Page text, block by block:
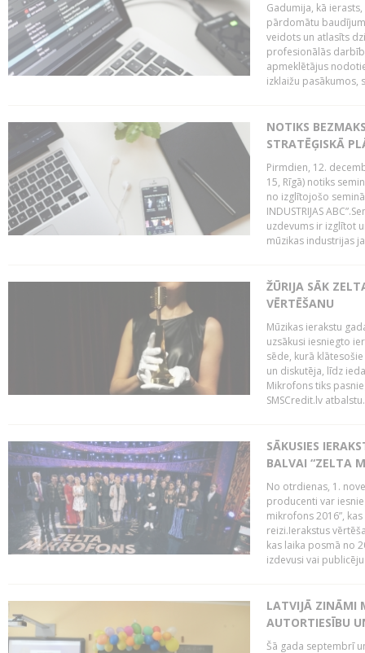
Gadumija, kā
pārdomātu
veidots un atlasīts
profesionālās
apmeklētājus
izklaižu pasākumos,
NOTIKS
STRATĒĢISKĀ
Pirmdien, 12.
15, Rīgā) notiks
no izglītojošo
INDUSTRIJAS
uzdevums ir izglītot
mūzikas industrijas
ŽŪRIJA SĀK
VĒRTĒŠANU
Mūzikas ierakstu
uzsākusi iesniegto
sēde, kurā
un diskutēja, līdz
Mikrofons tiks
SMSCredit.lv
SĀKUSIES
BALVAI “ZELTA
No otrdienas, 1.
producenti var
mikrofons 2016”,
reizi.Ierakstus
kas laika posmā no
izdevusi vai
LATVIJĀ ZINĀMI
AUTORTIESĪBU
Šā gada septembrī